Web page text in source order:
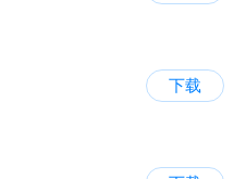
下载